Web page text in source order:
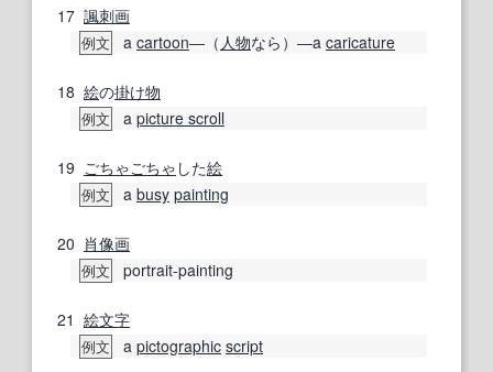
17 諷刺画
例文 a cartoon―（ 人物なら）―a caricature
18 絵の掛け物
例文 a picture scroll
19 ごちゃごちゃ した絵
例文 a busy painting
20 肖像画
例文 portrait-painting
21 絵文字
例文 a pictographic script